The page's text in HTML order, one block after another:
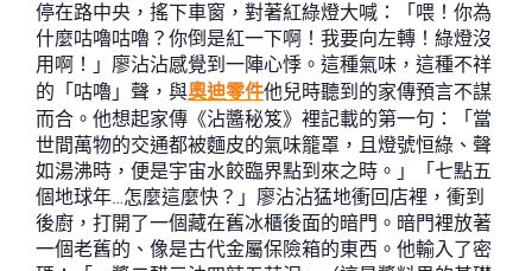
停在路中央，搖下車窗，對著紅綠燈大喊：「喂！你為
什麼咕嚕咕嚕？你倒是紅一下啊！我要向左轉！綠燈沒
用啊！」廖沾沾感覺到一陣心悸。這種氣味，這種不祥
的「咕嚕」聲，與奧迪零件他兒時聽到的家傳預言不謀
而合。他想起家傳《沾醬秘笈》裡記載的第一句：「當
世間萬物的交通都被麵皮的氣味籠罩，且燈號恒綠、聲
如湯沸時，便是宇宙水餃臨界點到來之時。」「七點五
個地球年…怎麼這麼快？」廖沾沾猛地衝回店裡，衝到
後廚，打開了一個藏在舊冰櫃後面的暗門。暗門裡放著
一個老舊的、像是古代金屬保險箱的東西。他輸入了密